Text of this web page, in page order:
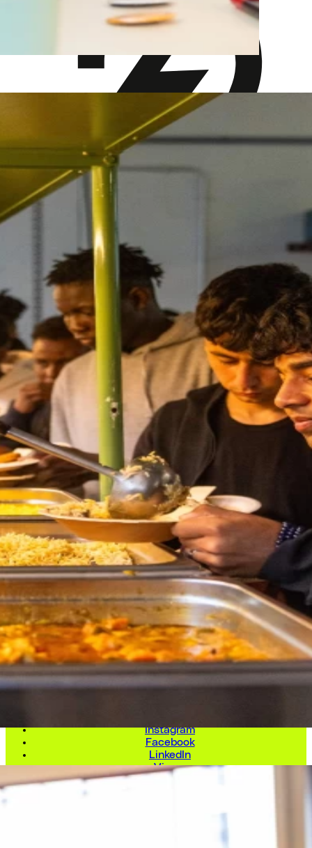
ADRESSE
Verein Tanz Haus
Horburgstrasse 103
4057 Basel
Schweiz
info@tanzhausbasel.ch
LINKS
Kontakt / Zugang
Vermietung Bühnen und Räume
Newsletter
Open Calls / Jobs
Presse
DSG / Impressum
Instagram
Facebook
LinkedIn
Vimeo